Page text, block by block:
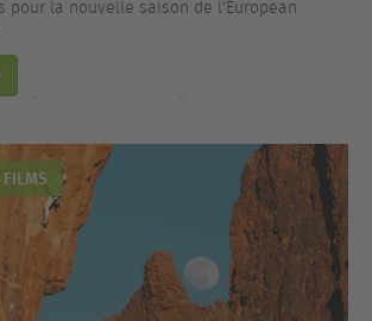
pour la nouvelle saison de l'European